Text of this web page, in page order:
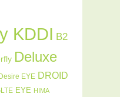
KDDI B2
Deluxe
Desire EYE DROID
EYE HIMA